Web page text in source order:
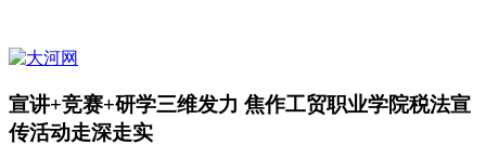
宣讲+竞赛+研学三维发力 焦作工贸职业学院税法宣
传活动走深走实